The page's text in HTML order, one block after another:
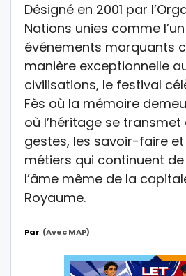
Désigné en 2001 par
Nations unies comme
événements marquants
manière exceptionnelle
civilisations, le festival
Fès où la mémoire
où l’héritage se
gestes, les savoir-faire
métiers qui continuent
l’âme même de la
Royaume.
Par (Avec MAP)